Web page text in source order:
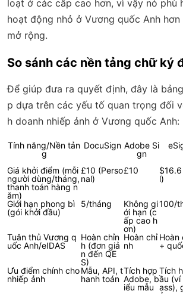
loạt ở các cấp cao hơn, vì vậy nó phù
hoạt động nhỏ ở Vương quốc Anh
mở rộng.
So sánh các nền tảng chữ ký
Để giúp đưa ra quyết định, đây là
p dựa trên các yếu tố quan trọng đối
h doanh nhiếp ảnh ở Vương quốc Anh:
Tính năng/Nền tản
g
DocuSign Adobe Si
gn
Giá khởi điểm (mỗi
người dùng/tháng,
thanh toán hàng n
ăm)
£10 (Perso
nal)
£10
$16.6
l)
Giới hạn phong bì
(gói khởi đầu)
5/tháng
Không gi
ới hạn (c
ấp cao h
ơn)
100/
Tuân thủ Vương q
uốc Anh/eIDAS
Hoàn chỉn
h (đơn giả
n đến QE
S)
Hoàn chỉ
nh
Hoàn
+
Ưu điểm chính cho
nhiếp ảnh
Mẫu, API, t
hanh toán
Tích hợp
Adobe, b
iểu mẫu
Tích
ầu (ví
ass),